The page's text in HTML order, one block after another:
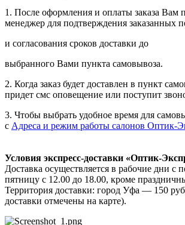
1. После оформления и оплаты заказа Вам
менеджер для подтверждения заказанных
и согласования сроков доставки до
выбранного Вами пункта самовывоза.
2. Когда заказ будет доставлен в пункт
придет смс оповещение или поступит
3. Чтобы выбрать удобное время для
с Адреса и режим работы салонов Оптик-
Условия экспресс-доставки «Оптик-
Доставка осуществляется в рабочие дни с
пятницу с 12.00 до 18.00, кроме
Территория доставки: город Уфа — 150
доставки отмечены на карте).